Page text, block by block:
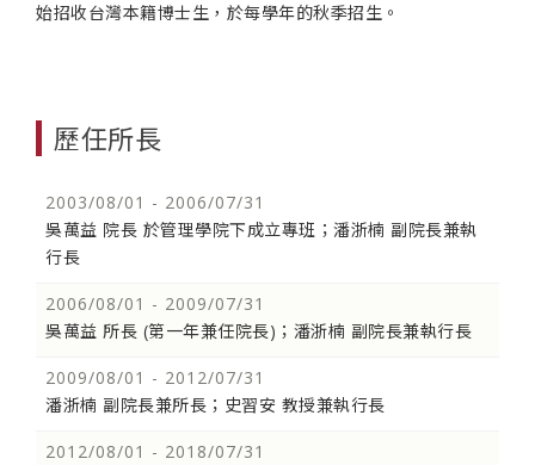
始招收台灣本籍博士生，於每學年的秋季招生。
歷任所長
2003/08/01 - 2006/07/31
吳萬益 院長 於管理學院下成立專班；潘浙楠 副院長兼執
行長
2006/08/01 - 2009/07/31
吳萬益 所長 (第一年兼任院長)；潘浙楠 副院長兼執行長
2009/08/01 - 2012/07/31
潘浙楠 副院長兼所長；史習安 教授兼執行長
2012/08/01 - 2018/07/31